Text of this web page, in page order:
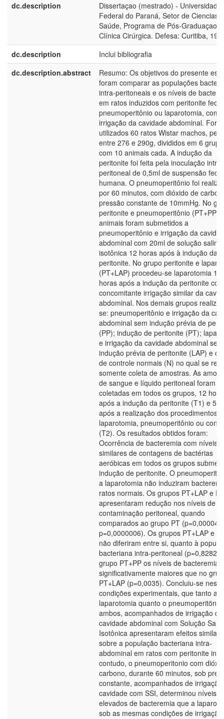
dc.description
Dissertaçao (mestrado) - Universidade
Federal do Paraná, Setor de Ciencias
Saúde, Programa de Pós-Graduaçao
Clínica Cirúrgica. Defesa: Curitiba,
dc.description
Inclui bibliografia
dc.description.abstract
Resumo: Os objetivos do presente
foram comparar as populações
intra-peritoneais e os níveis de
em ratos induzidos com peritonite
pneumoperitônio ou laparotomia, com
irrigação da cavidade abdominal.
utilizados 60 ratos Wistar machos,
entre 276 e 290g, divididos em 6
com 10 animais cada. A indução da
peritonite foi feita pela inoculação intra-
peritoneal de 0,5ml de suspensão fecal
humana. O pneumoperitônio foi
por 60 minutos, com dióxido de
pressão constante de 10mmHg. No
peritonite e pneumoperitônio (PT+PP)
animais foram submetidos a
pneumoperitônio e irrigação da
abdominal com 20ml de solução salina
isotônica 12 horas após à indução da
peritonite. No grupo peritonite e
(PT+LAP) procedeu-se laparotomia 12
horas após a indução da peritonite com
concomitante irrigação similar da
abdominal. Nos demais grupos
se: pneumoperitônio e irrigação da
abdominal sem indução prévia de
(PP); indução de peritonite (PT);
e irrigação da cavidade abdominal sem
indução prévia de peritonite (LAP) e o
de controle normais (N) no qual se
somente coleta de amostras. As
de sangue e líquido peritoneal foram
coletadas em todos os grupos, 12
após a indução da peritonite (T1) e 5
após a realização dos procedimentos:
laparotomia, pneumoperitônio ou
(T2). Os resultados obtidos foram:
Ocorrência de bacteremia com níveis
similares de contagens de bactérias
aeróbicas em todos os grupos
indução de peritonite. O
a laparotomia não induziram
ratos normais. Os grupos PT+LAP e
apresentaram redução nos níveis de
contaminação peritoneal, quando
comparados ao grupo PT (p=0,00004 e
p=0,0000006). Os grupos PT+LAP e
não diferiram entre si, quanto à
bacteriana intra-peritoneal (p=0,8282).
grupo PT+PP os níveis de bacteremia
significativamente maiores que no
PT+LAP (p=0,0035). Concluiu-se
condições experimentais, que tanto a
laparotomia quanto o pneumoperitönio,
ambos, acompanhados de irrigação da
cavidade abdominal com Solução
Isotônica apresentaram efeitos
sobre a população bacteriana intra-
abdominal em ratos com peritonite
contudo, o pneumoperitonio com
carbono, durante 60 minutos, sob
constante, acompanhados de
cavidade com SSI, determinou níveis
elevados de bacteremia que a
sob as mesmas condições de